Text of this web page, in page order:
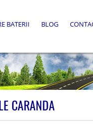
BATERII BLOG
CARANDA